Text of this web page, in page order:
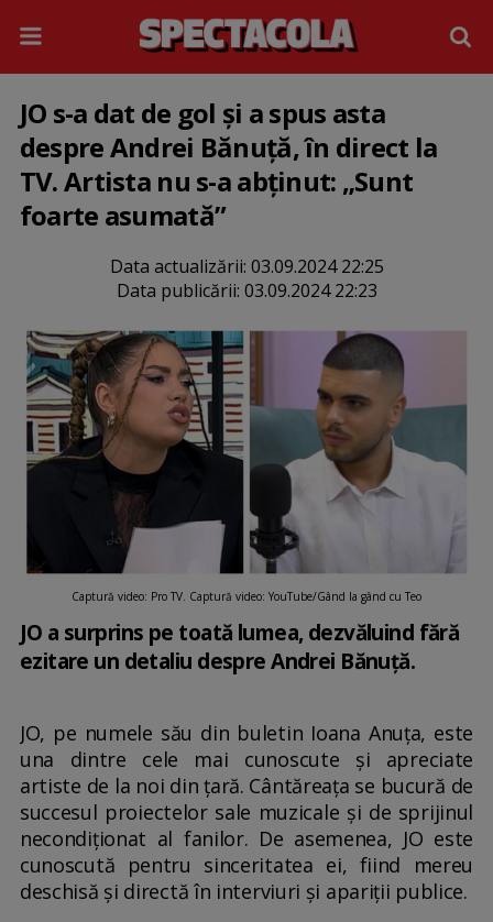
JO s-a dat de gol și a spus asta
despre Andrei Bănuță, în direct la
TV. Artista nu s-a abținut: „Sunt
foarte asumată”
Data actualizării: 03.09.2024 22:25
Data publicării: 03.09.2024 22:23
Captură video: Pro TV. Captură video: YouTube/Gând la gând cu Teo
JO a surprins pe toată lumea, dezvăluind fără
ezitare un detaliu despre Andrei Bănuță.
JO, pe numele său din buletin Ioana Anuța, este
una dintre cele mai cunoscute și apreciate
artiste de la noi din țară. Cântăreața se bucură de
succesul proiectelor sale muzicale și de sprijinul
necondiționat al fanilor. De asemenea, JO este
cunoscută pentru sinceritatea ei, fiind mereu
deschisă și directă în interviuri și apariții publice.